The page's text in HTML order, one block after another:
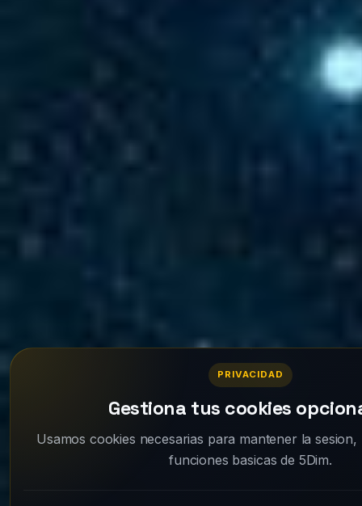
PRIVACIDAD
Gestiona tus cookies
Usamos cookies necesarias para mantener la sesion,
funciones basicas de 5Dim.